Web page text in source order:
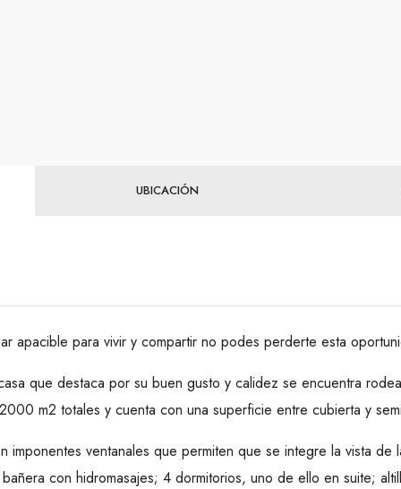
UBICACIÓN
apacible para vivir y compartir no podes perderte esta
que destaca por su buen gusto y calidez se encuentra
m2 totales y cuenta con una superficie entre cubierta y
imponentes ventanales que permiten que se integre la vista
con hidromasajes; 4 dormitorios, uno de ello en suite;